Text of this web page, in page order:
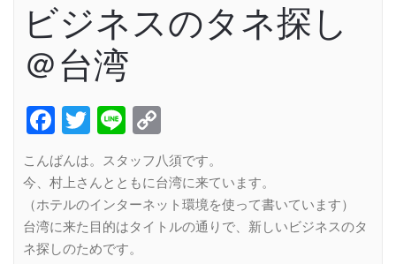
ビジネスのタネ探し
＠台湾
Facebook
Twitter
Line
Link
こんばんは。スタッフ八須です。
今、村上さんとともに台湾に来ています。
（ホテルのインターネット環境を使って書いています）
台湾に来た目的はタイトルの通りで、新しいビジネスのタ
ネ探しのためです。